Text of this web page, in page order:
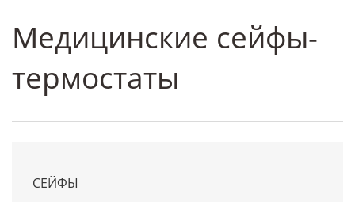
Медицинские сейфы-
термостаты
СЕЙФЫ